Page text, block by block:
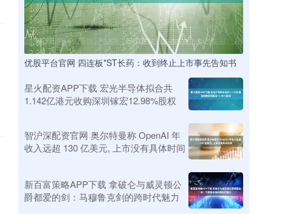
优股平台官网 四连板*ST长药：收到终止上市事先告知书
星火配资APP下载 宏光半导体拟合共
1.142亿港元收购深圳镓宏12.98%股权
智沪深配资官网 奥尔特曼称 OpenAI 年
收入远超 130 亿美元, 上市没有具体时间
新百富策略APP下载 拿破仑与威灵顿公
爵都爱的剑：马穆鲁克剑的跨时代魅力